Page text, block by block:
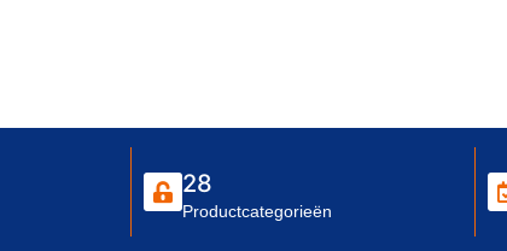
28
Productcategorieën